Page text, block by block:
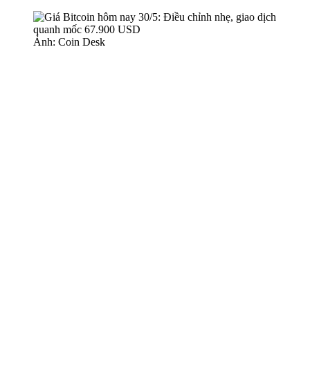
Ảnh: Coin Desk